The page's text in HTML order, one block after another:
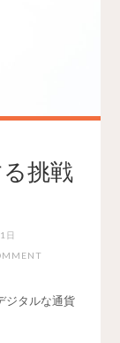
挑戦
日
ジタルな通貨